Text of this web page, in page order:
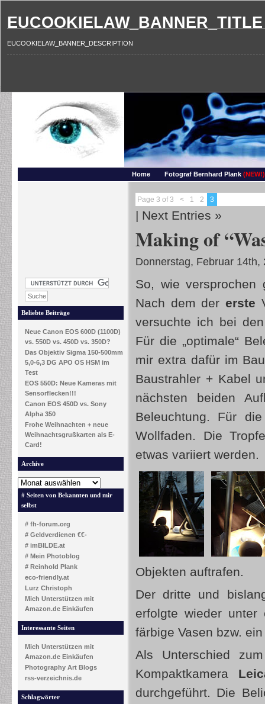
EUCOOKIELAW_BANNER_TITLE
EUCOOKIELAW_BANNER_DESCRIPTION
Home Fotograf Bernhard Plank (NEW!)
Beliebte Beiträge
Neue Canon EOS 600D (1100D)
vs. 550D vs. 450D vs. 350D?
Das Objektiv Sigma 150-500mm
5,0-6,3 DG APO OS HSM im
Test
EOS 550D: Neue Kameras mit
Sensorflecken!!!
Canon EOS 450D vs. Sony
Alpha 350
Frohe Weihnachten + neue
Weihnachtsgrußkarten als E-
Card!
Archive
# Seiten von Bekannten und mir
selbst
# fh-forum.org
# Geldverdienen €€-
# imBILDE.at
# Mein Photoblog
# Reinhold Plank
eco-friendly.at
Lurz Christoph
Mich Unterstützen mit
Amazon.de Einkäufen
Interessante Seiten
Mich Unterstützen mit
Amazon.de Einkäufen
Photography Art Blogs
rss-verzeichnis.de
Schlagwörter
Page 3 of 3 < 1 2 3
| Next Entries »
Making of
Donnerstag, Februar 14th,
So, wie
Nach dem der erste
versuchte ich bei
Für die „optimale“
mir extra dafür im
Baustrahler + Kabel
nächsten beiden
Beleuchtung. Für
Wollfaden. Die
etwas variiert werden.
Objekten auftrafen.
Der dritte und
erfolgte wieder unter
färbige Vasen bzw.
Als Unterschied
Kompaktkamera
durchgeführt. Die